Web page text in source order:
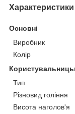
Характеристики
Основні
Виробник
Колір
Тип
Різновид гоління
Висота наголов'я